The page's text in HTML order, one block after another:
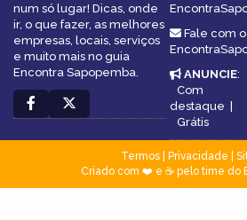
num só lugar! Dicas, onde
ir, o que fazer, as melhores
empresas, locais, serviços
e muito mais no guia
Encontra Sapopemba.
Fale com o
ANUNCIE:
Com
destaque |
Grátis
Termos| Privacidade
Criado com ❤️ e ☕ pelo time do